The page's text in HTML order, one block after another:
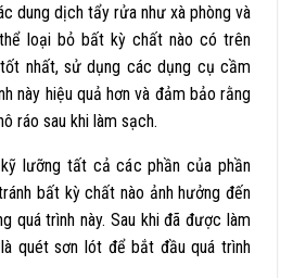
dung dịch tẩy rửa như xà phòng và
loại bỏ bất kỳ chất nào có trên
nhất, sử dụng các dụng cụ cầm
này hiệu quả hơn và đảm bảo rằng
ráo sau khi làm sạch.
lưỡng tất cả các phần của phần
bất kỳ chất nào ảnh hưởng đến
quá trình này. Sau khi đã được làm
quét sơn lót để bắt đầu quá trình